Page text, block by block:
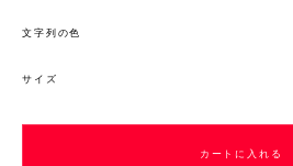
文字列の色
サイズ
カートに入れる